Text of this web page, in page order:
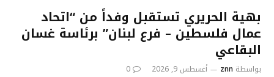
بهية الحريري تستقبل وفداً من “اتحاد
عمال فلسطين – فرع لبنان” برئاسة غسان
البقاعي
بواسطة znn أغسطس 9, 2026 0